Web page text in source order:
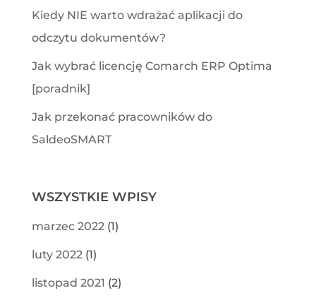
Kiedy NIE warto wdrażać aplikacji do
odczytu dokumentów?
Jak wybrać licencję Comarch ERP Optima
[poradnik]
Jak przekonać pracowników do
SaldeoSMART
WSZYSTKIE WPISY
marzec 2022(1)
luty 2022(1)
listopad 2021 (2)